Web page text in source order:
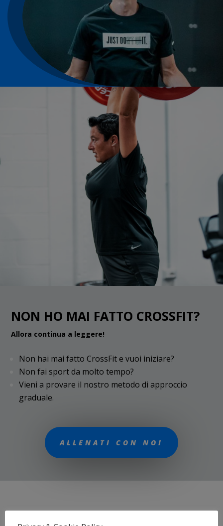
NON HO MAI FATTO CROSSFIT?
Allora continua a leggere!
Non hai mai fatto CrossFit e vuoi iniziare?
Non fai sport da molto tempo?
Vieni a provare il nostro metodo di approccio
graduale.
ALLENATI CON NOI